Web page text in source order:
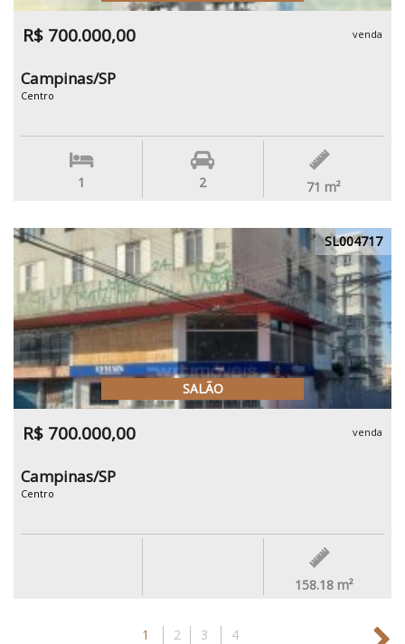
R$ 700.000,00 venda
Campinas/SP
Centro
1 2 71 m²
SL004717
SALÃO
R$ 700.000,00 venda
Campinas/SP
Centro
158.18 m²
1 2 3 4